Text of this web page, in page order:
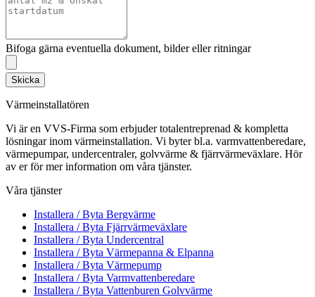
Bifoga gärna eventuella dokument, bilder eller ritningar
Skicka
Värmeinstallatören
Vi är en VVS-Firma som erbjuder totalentreprenad & kompletta
lösningar inom värmeinstallation. Vi byter bl.a. varmvattenberedare,
värmepumpar, undercentraler, golvvärme & fjärrvärmeväxlare. Hör
av er för mer information om våra tjänster.
Våra tjänster
Installera / Byta Bergvärme
Installera / Byta Fjärrvärmeväxlare
Installera / Byta Undercentral
Installera / Byta Värmepanna & Elpanna
Installera / Byta Värmepump
Installera / Byta Varmvattenberedare
Installera / Byta Vattenburen Golvvärme